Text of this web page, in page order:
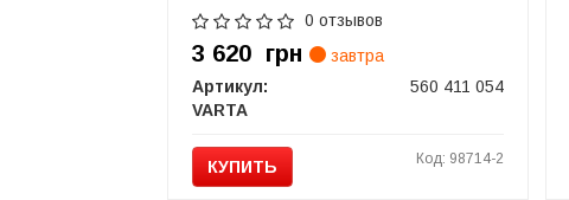
0 отзывов
3 620 грн
завтра
Артикул:
560 411 054
VARTA
КУПИТЬ Код: 98714-2